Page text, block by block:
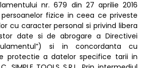
nr. 679 din 27 aprilie 2016
fizice in ceea ce priveste
cu caracter personal si privind libera
date si de abrogare a Directivei
si in concordanta cu
protectie a datelor specifice tarii in